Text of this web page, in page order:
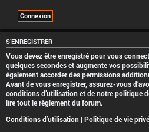
S’ENREGISTRER
Vous devez être enregistré pour vous
quelques secondes et augmente vos
également accorder des permissions
Avant de vous enregistrer, assurez-vous
conditions d’utilisation et de notre politique
lire tout le règlement du forum.
Conditions d’utilisation | Politique de vie